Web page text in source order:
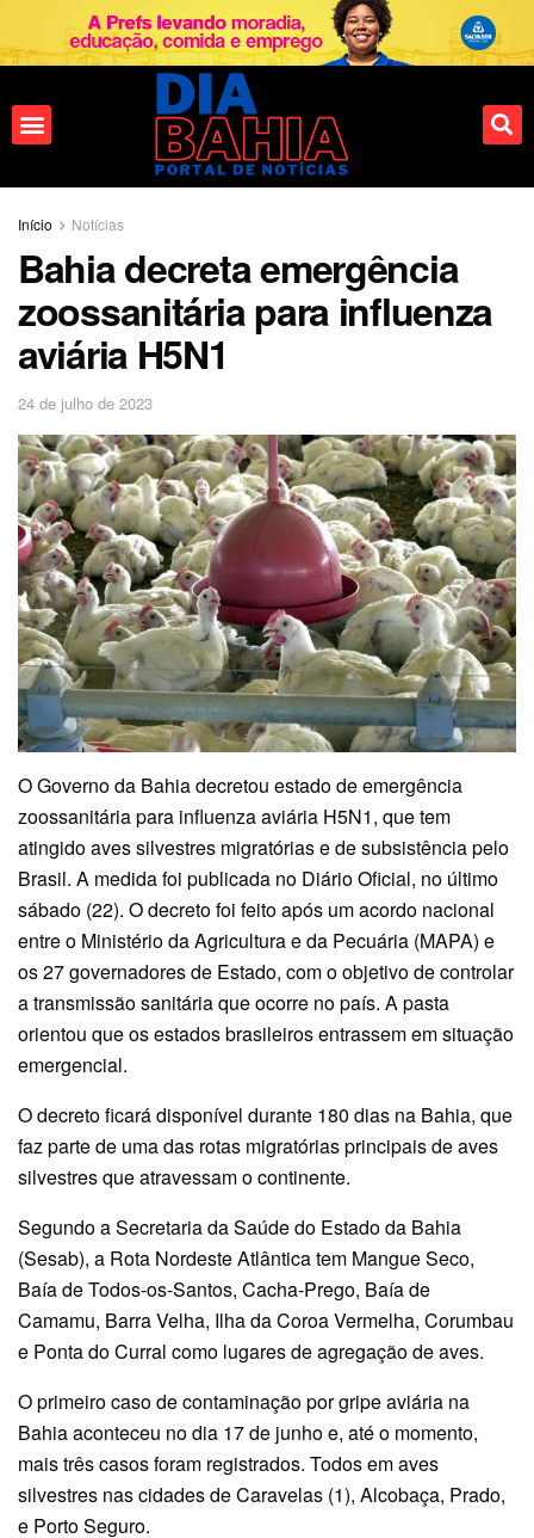
Início Notícias
Bahia decreta emergência
zoossanitária para influenza
aviária H5N1
24 de julho de 2023
O Governo da Bahia decretou estado de emergência
zoossanitária para influenza aviária H5N1, que tem
atingido aves silvestres migratórias e de subsistência pelo
Brasil. A medida foi publicada no Diário Oficial, no último
sábado (22). O decreto foi feito após um acordo nacional
entre o Ministério da Agricultura e da Pecuária (MAPA) e
os 27 governadores de Estado, com o objetivo de controlar
a transmissão sanitária que ocorre no país. A pasta
orientou que os estados brasileiros entrassem em situação
emergencial.
O decreto ficará disponível durante 180 dias na Bahia, que
faz parte de uma das rotas migratórias principais de aves
silvestres que atravessam o continente.
Segundo a Secretaria da Saúde do Estado da Bahia
(Sesab), a Rota Nordeste Atlântica tem Mangue Seco,
Baía de Todos-os-Santos, Cacha-Prego, Baía de
Camamu, Barra Velha, Ilha da Coroa Vermelha, Corumbau
e Ponta do Curral como lugares de agregação de aves.
O primeiro caso de contaminação por gripe aviária na
Bahia aconteceu no dia 17 de junho e, até o momento,
mais três casos foram registrados. Todos em aves
silvestres nas cidades de Caravelas (1), Alcobaça, Prado,
e Porto Seguro.